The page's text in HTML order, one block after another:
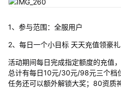
1、参与范围：全服用户
2、每日一个小目标 天天充值领豪礼
活动期间每日完成指定额度的充值
总计有每日10元/30元/98元三个档
任务还可以额外解锁大奖；80资质